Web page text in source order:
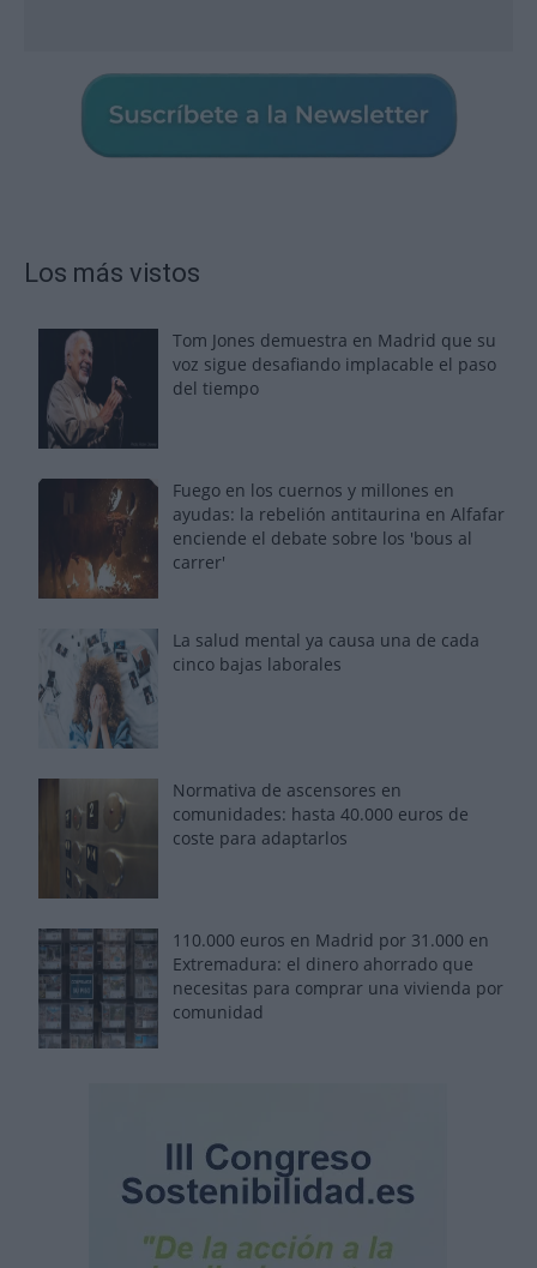
Los más vistos
Tom Jones demuestra en Madrid que su
voz sigue desafiando implacable el paso
del tiempo
Fuego en los cuernos y millones en
ayudas: la rebelión antitaurina en Alfafar
enciende el debate sobre los 'bous al
carrer'
La salud mental ya causa una de cada
cinco bajas laborales
Normativa de ascensores en
comunidades: hasta 40.000 euros de
coste para adaptarlos
110.000 euros en Madrid por 31.000 en
Extremadura: el dinero ahorrado que
necesitas para comprar una vivienda por
comunidad